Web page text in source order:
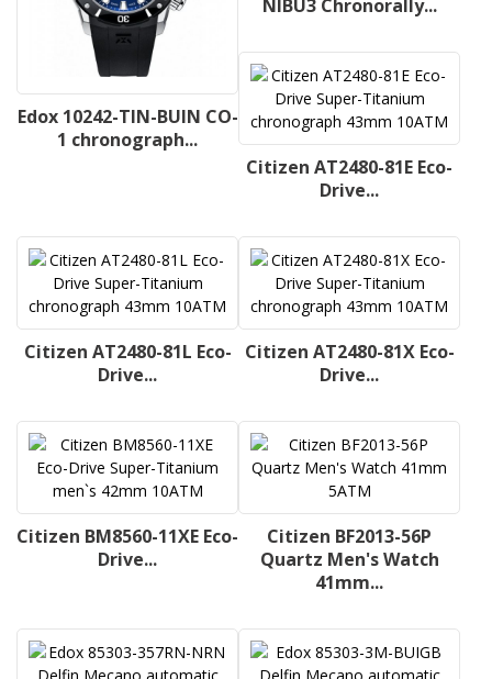
Edox 10242-TIN-BUIN CO-
1 chronograph...
NIBU3 Chronorally...
Citizen AT2480-81E Eco-
Drive...
Citizen AT2480-81L Eco-
Drive...
Citizen AT2480-81X Eco-
Drive...
Citizen BM8560-11XE Eco-
Drive...
Citizen BF2013-56P
Quartz Men's Watch
41mm...